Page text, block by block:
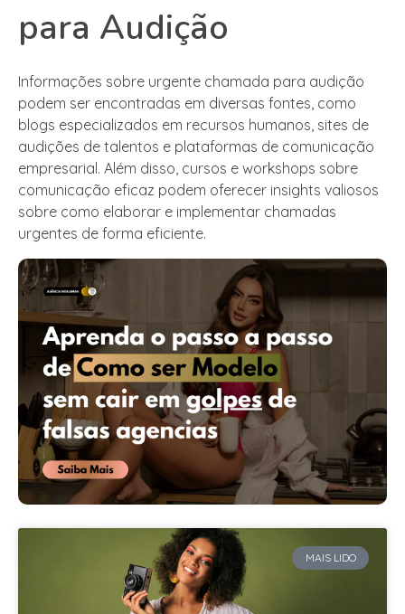
para Audição
Informações sobre urgente chamada para audição
podem ser encontradas em diversas fontes, como
blogs especializados em recursos humanos, sites de
audições de talentos e plataformas de comunicação
empresarial. Além disso, cursos e workshops sobre
comunicação eficaz podem oferecer insights valiosos
sobre como elaborar e implementar chamadas
urgentes de forma eficiente.
MAIS LIDO